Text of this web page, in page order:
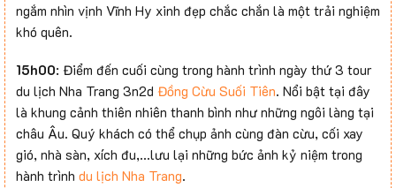
ngắm nhìn vịnh Vĩnh Hy xinh đẹp chắc chắn là một trải nghiệm
khó quên.
15h00: Điểm đến cuối cùng trong hành trình ngày thứ 3 tour
du lịch Nha Trang 3n2d Đồng Cừu Suối Tiên. Nổi bật tại đây
là khung cảnh thiên nhiên thanh bình như những ngôi làng tại
châu Âu. Quý khách có thể chụp ảnh cùng đàn cừu, cối xay
gió, nhà sàn, xích đu,…lưu lại những bức ảnh kỷ niệm trong
hành trình du lịch Nha Trang.